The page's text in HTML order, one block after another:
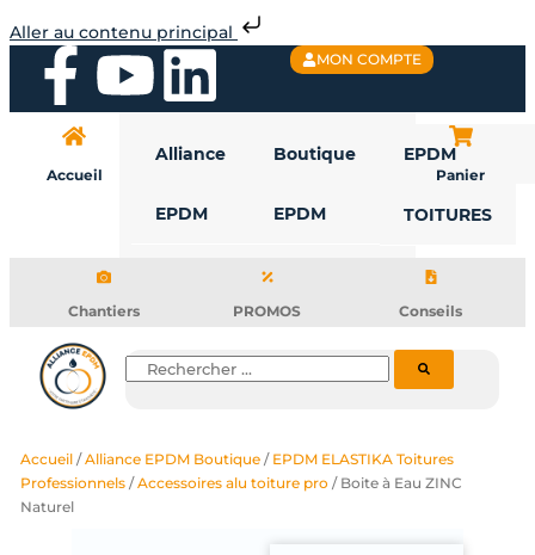
Aller au contenu principal
au
contenuF
a
c
b
o
o
k
Y
o
u
u
b
L
i
n
d
n
MON COMPTE
Accueil
Alliance
EPDM
Boutique
EPDM
EPDM
TOITURES
Panier
Chantiers PROMOS Conseils
Rechercher
Accueil/Alliance EPDM Boutique/ EPDM ELASTIKA Toitures
Professionnels/Accessoires alu toiture pro / Boite à Eau ZINC
Naturel